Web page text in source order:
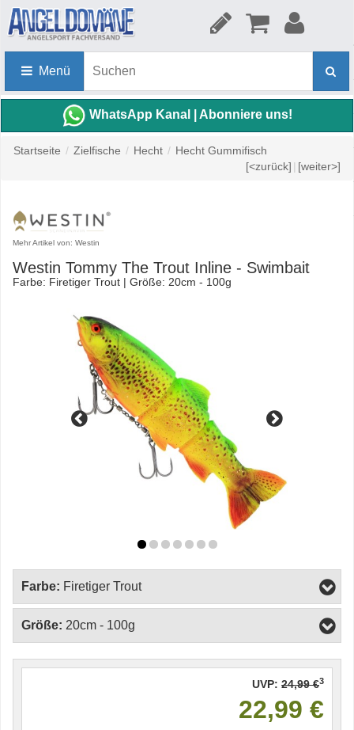
Menü
WhatsApp Kanal | Abonniere uns!
Startseite / Zielfische / Hecht / Hecht Gummifisch
[<zurück] | [weiter>]
Mehr Artikel von: Westin
Westin Tommy The Trout Inline - Swimbait
Farbe: Firetiger Trout | Größe: 20cm - 100g
Farbe: Firetiger Trout
Größe: 20cm - 100g
UVP: 24,99 €3
22,99 €